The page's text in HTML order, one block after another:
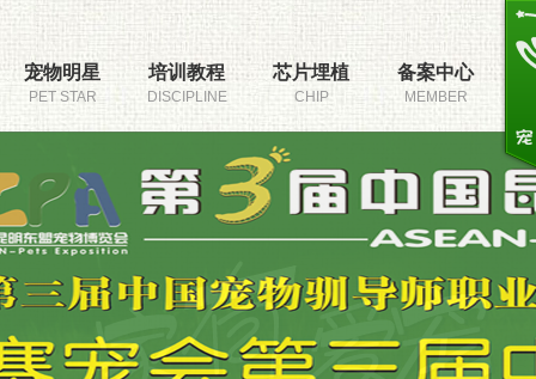
宠物明星
PET STAR
培训教程
DISCIPLINE
芯片埋植
CHIP
备案中心
MEMBER